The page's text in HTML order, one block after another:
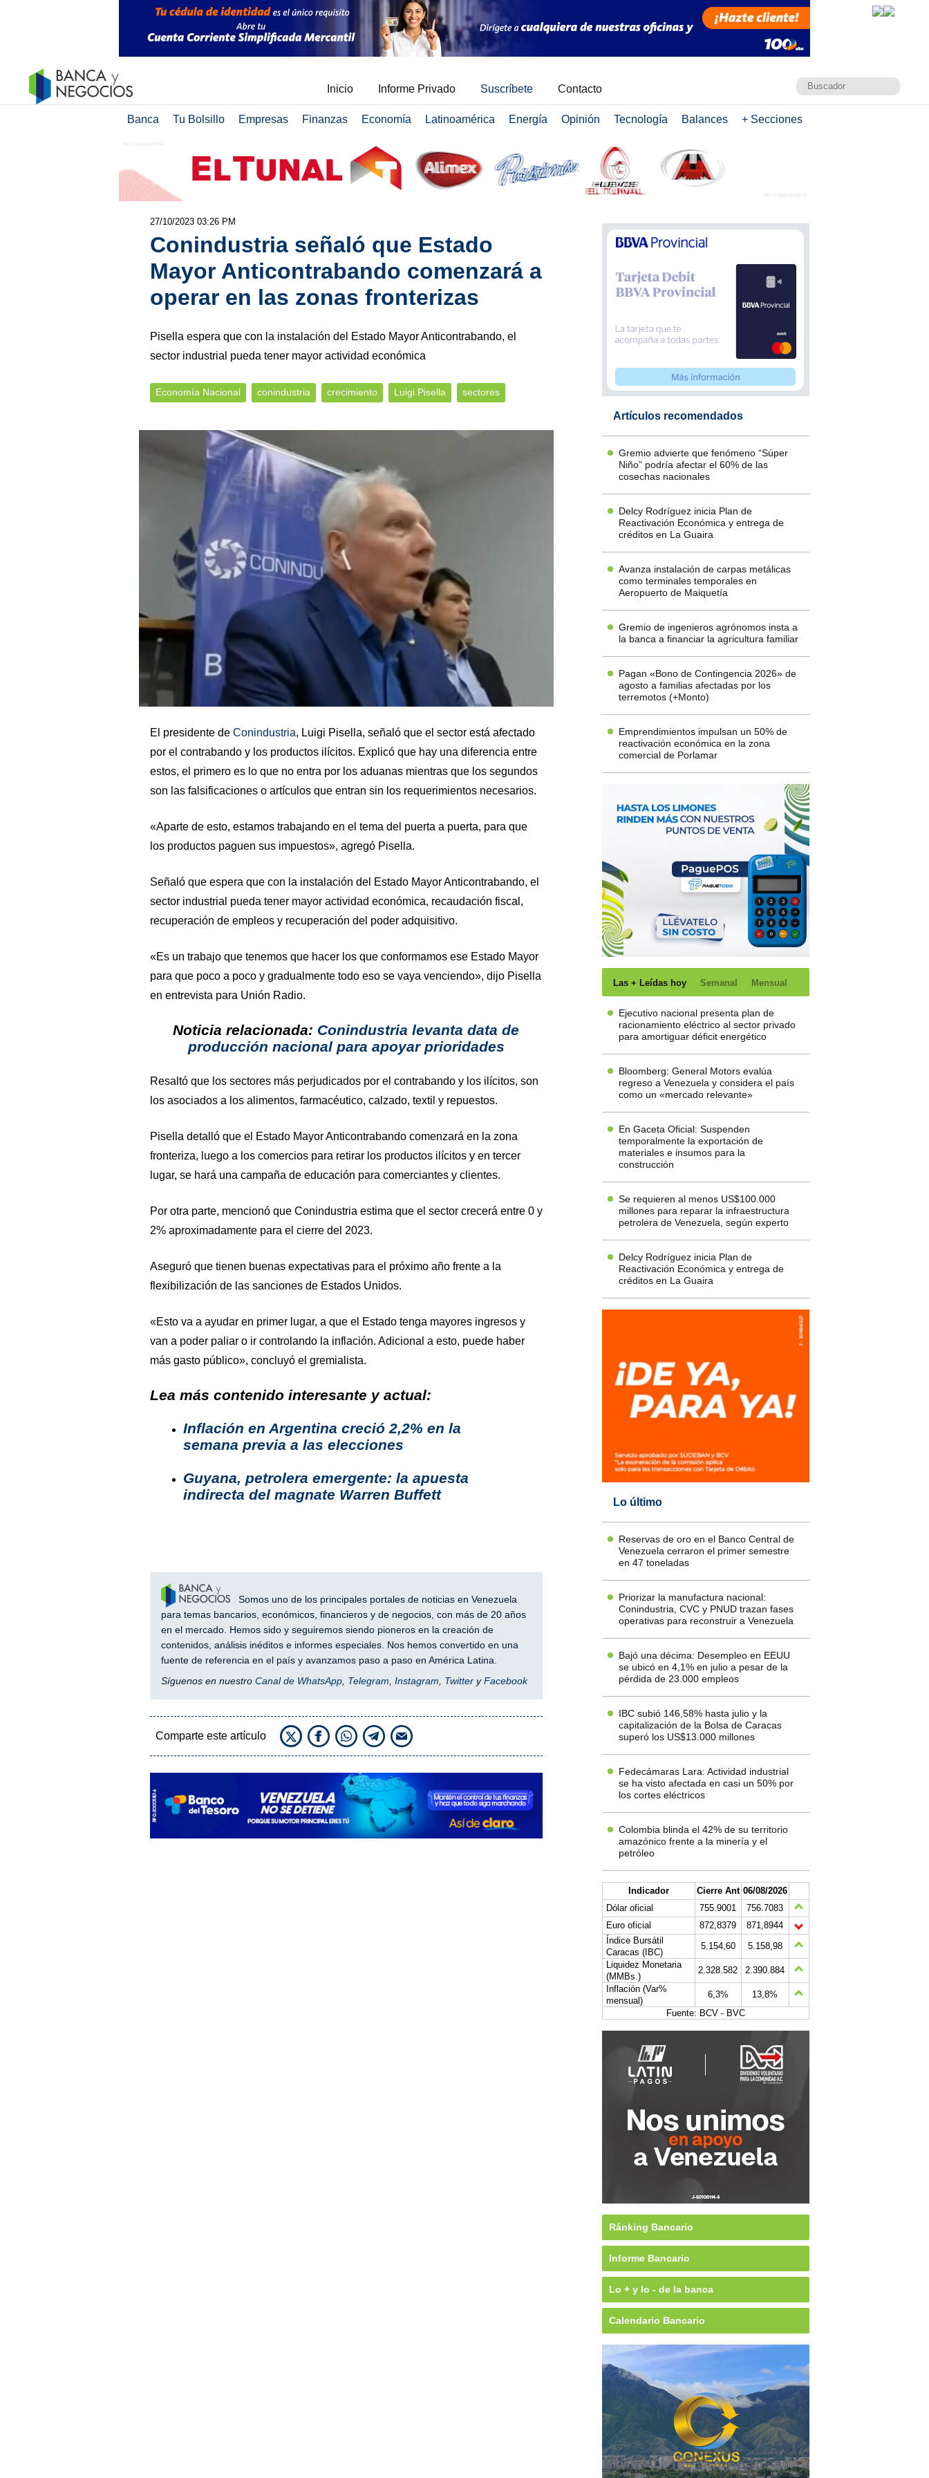
Inicio Informe Privado Suscríbete Contacto
Banca Tu Bolsillo Empresas Finanzas Economía Latinoamérica Energía Opinión Tecnología Balances + Secciones
27/10/2023 03:26 PM
Conindustria señaló que Estado
Mayor Anticontrabando comenzará a
operar en las zonas fronterizas
Pisella espera que con la instalación del Estado Mayor Anticontrabando, el
sector industrial pueda tener mayor actividad económica
Economía Nacional conindustria crecimiento Luigi Pisella sectores
El presidente de Conindustria, Luigi Pisella, señaló que el sector está afectado
por el contrabando y los productos ilícitos. Explicó que hay una diferencia entre
estos, el primero es lo que no entra por los aduanas mientras que los segundos
son las falsificaciones o artículos que entran sin los requerimientos necesarios.
«Aparte de esto, estamos trabajando en el tema del puerta a puerta, para que
los productos paguen sus impuestos», agregó Pisella.
Señaló que espera que con la instalación del Estado Mayor Anticontrabando, el
sector industrial pueda tener mayor actividad económica, recaudación fiscal,
recuperación de empleos y recuperación del poder adquisitivo.
«Es un trabajo que tenemos que hacer los que conformamos ese Estado Mayor
para que poco a poco y gradualmente todo eso se vaya venciendo», dijo Pisella
en entrevista para Unión Radio.
Noticia relacionada: Conindustria levanta data de
producción nacional para apoyar prioridades
Resaltó que los sectores más perjudicados por el contrabando y los ilícitos, son
los asociados a los alimentos, farmacéutico, calzado, textil y repuestos.
Pisella detalló que el Estado Mayor Anticontrabando comenzará en la zona
fronteriza, luego a los comercios para retirar los productos ilícitos y en tercer
lugar, se hará una campaña de educación para comerciantes y clientes.
Por otra parte, mencionó que Conindustria estima que el sector crecerá entre 0 y
2% aproximadamente para el cierre del 2023.
Aseguró que tienen buenas expectativas para el próximo año frente a la
flexibilización de las sanciones de Estados Unidos.
«Esto va a ayudar en primer lugar, a que el Estado tenga mayores ingresos y
van a poder paliar o ir controlando la inflación. Adicional a esto, puede haber
más gasto público», concluyó el gremialista.
Lea más contenido interesante y actual:
Inflación en Argentina creció 2,2% en la
semana previa a las elecciones
Guyana, petrolera emergente: la apuesta
indirecta del magnate Warren Buffett
Somos uno de los principales portales de noticias en Venezuela
para temas bancarios, económicos, financieros y de negocios, con más de 20 años
en el mercado. Hemos sido y seguiremos siendo pioneros en la creación de
contenidos, análisis inéditos e informes especiales. Nos hemos convertido en una
fuente de referencia en el país y avanzamos paso a paso en América Latina.
Síguenos en nuestro Canal de WhatsApp, Telegram, Instagram, TwitteryFacebook
Comparte este artículo
Artículos recomendados
Gremio advierte que fenómeno “Súper
Niño” podría afectar el 60% de las
cosechas nacionales
Delcy Rodríguez inicia Plan de
Reactivación Económica y entrega de
créditos en La Guaira
Avanza instalación de carpas metálicas
como terminales temporales en
Aeropuerto de Maiquetía
Gremio de ingenieros agrónomos insta a
la banca a financiar la agricultura familiar
Pagan «Bono de Contingencia 2026» de
agosto a familias afectadas por los
terremotos (+Monto)
Emprendimientos impulsan un 50% de
reactivación económica en la zona
comercial de Porlamar
Las + Leídas hoy Semanal Mensual
Ejecutivo nacional presenta plan de
racionamiento eléctrico al sector privado
para amortiguar déficit energético
Bloomberg: General Motors evalúa
regreso a Venezuela y considera el país
como un «mercado relevante»
En Gaceta Oficial: Suspenden
temporalmente la exportación de
materiales e insumos para la
construcción
Se requieren al menos US$100.000
millones para reparar la infraestructura
petrolera de Venezuela, según experto
Delcy Rodríguez inicia Plan de
Reactivación Económica y entrega de
créditos en La Guaira
Lo último
Reservas de oro en el Banco Central de
Venezuela cerraron el primer semestre
en 47 toneladas
Priorizar la manufactura nacional:
Conindustria, CVC y PNUD trazan fases
operativas para reconstruir a Venezuela
Bajó una décima: Desempleo en EEUU
se ubicó en 4,1% en julio a pesar de la
pérdida de 23.000 empleos
IBC subió 146,58% hasta julio y la
capitalización de la Bolsa de Caracas
superó los US$13.000 millones
Fedecámaras Lara: Actividad industrial
se ha visto afectada en casi un 50% por
los cortes eléctricos
Colombia blinda el 42% de su territorio
amazónico frente a la minería y el
petróleo
Indicador Cierre Ant 06/08/2026
Dólar oficial
755.9001
756.7083
Euro oficial
872,8379
871,8944
Índice Bursátil
Caracas (IBC)
5.154,60
5.158,98
Liquidez Monetaria
(MMBs.)
2.328.582
2.390.884
Inflación (Var%
mensual)
6,3%
13,8%
Fuente: BCV - BVC
Ránking Bancario
Informe Bancario
Lo + y lo - de la banca
Calendario Bancario